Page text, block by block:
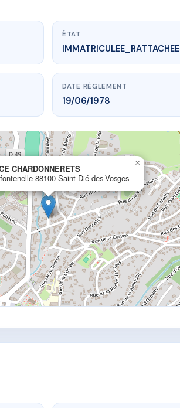
Dié-des-Vosges
ÉTAT
IMMATRICULEE_RATTACHEE
DATE RÈGLEMENT
19/06/1978
CHARDONNERETS
88100 Saint-Dié-des-Vosges
×